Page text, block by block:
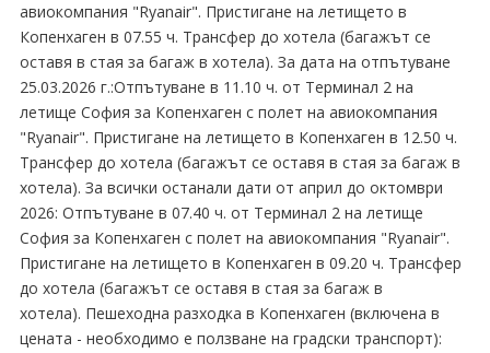
авиокомпания "Ryanair". Пристигане на летището в
Копенхаген в 07.55 ч. Трансфер до хотела (багажът се
оставя в стая за багаж в хотела). За дата на отпътуване
25.03.2026 г.:Отпътуване в 11.10 ч. от Терминал 2 на
летище София за Копенхаген с полет на авиокомпания
"Ryanair". Пристигане на летището в Копенхаген в 12.50 ч.
Трансфер до хотела (багажът се оставя в стая за багаж в
хотела). За всички останали дати от април до октомври
2026: Отпътуване в 07.40 ч. от Терминал 2 на летище
София за Копенхаген с полет на авиокомпания "Ryanair".
Пристигане на летището в Копенхаген в 09.20 ч. Трансфер
до хотела (багажът се оставя в стая за багаж в
хотела). Пешеходна разходка в Копенхаген (включена в
цената - необходимо е ползване на градски транспорт):